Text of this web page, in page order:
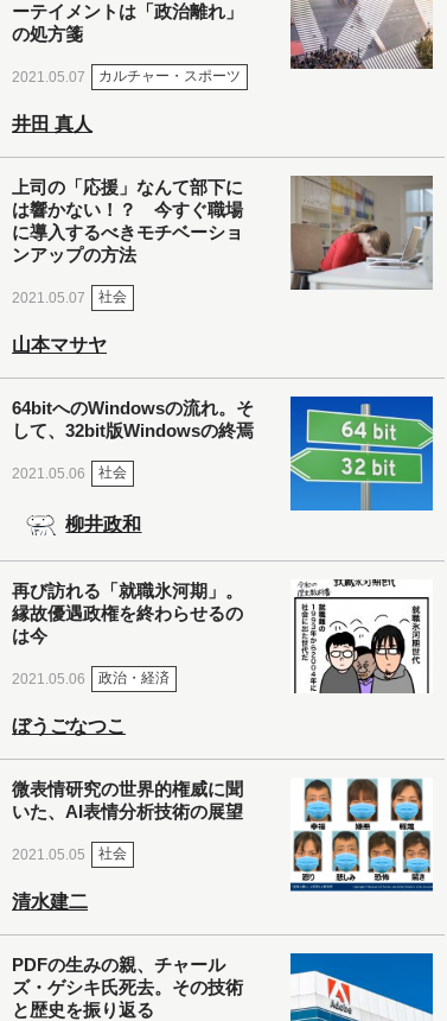
ーテイメントは「政治離れ」
の処方箋
2021.05.07 カルチャー・スポーツ
井田 真人
上司の「応援」なんて部下に
は響かない！？ 今すぐ職場
に導入するべきモチベーショ
ンアップの方法
2021.05.07 社会
山本マサヤ
64bitへのWindowsの流れ。そ
して、32bit版Windowsの終焉
2021.05.06 社会
柳井政和
再び訪れる「就職氷河期」。
縁故優遇政権を終わらせるの
は今
2021.05.06 政治・経済
ぼうごなつこ
微表情研究の世界的権威に聞
いた、AI表情分析技術の展望
2021.05.05 社会
清水建二
PDFの生みの親、チャール
ズ・ゲシキ氏死去。その技術
と歴史を振り返る